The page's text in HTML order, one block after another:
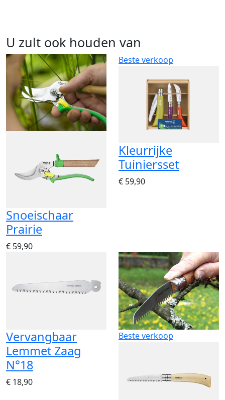
U zult ook houden van
Snoeischaar
Prairie
€ 59,90
Beste verkoop
Kleurrijke
Tuiniersset
€ 59,90
Vervangbaar
Lemmet Zaag
N°18
€ 18,90
Beste verkoop